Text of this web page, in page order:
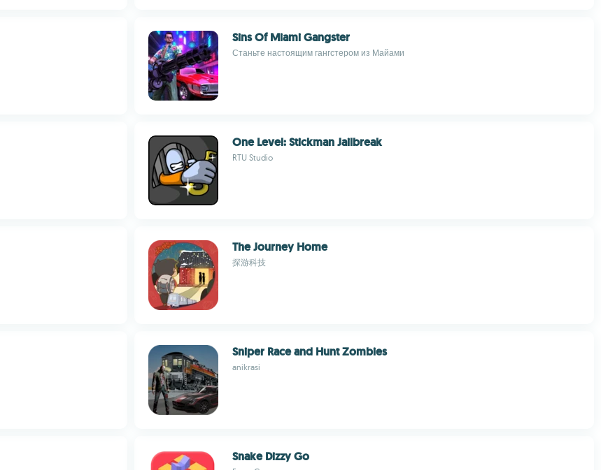
Sins Of Miami Gangster
Станьте настоящим гангстером из Майами
One Level: Stickman Jailbreak
RTU Studio
The Journey Home
探游科技
Sniper Race and Hunt Zombies
anikrasi
Snake Dizzy Go